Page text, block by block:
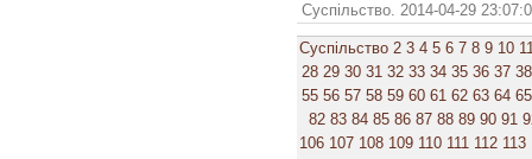
Суспільство. 2014-04-29
Суспільство 2 3 4 5 6 7 8 9 10
28 29 30 31 32 33 34 35 36 37 38
55 56 57 58 59 60 61 62 63 64 65
82 83 84 85 86 87 88 89 90 91
106 107 108 109 110 111 112 113